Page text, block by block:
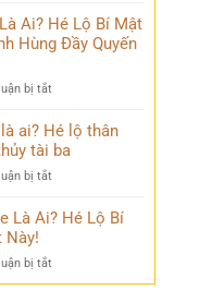
nhất
khiến
mạng
tán
Mikaelson
ai?
ẩn
sau
Hybrid
Thủy
năng
Ai? Hé Lộ Bí Mật
Hùng Đầy Quyến
bị tắt
MHA
Là
Hé
Bí
ai? Hé lộ thân
tài ba
bị tắt
Frieren
Hé
lộ
Là Ai? Hé Lộ Bí
Này!
bị tắt
Queen